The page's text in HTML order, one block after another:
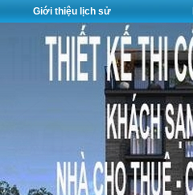
Giới thiệu lịch sử